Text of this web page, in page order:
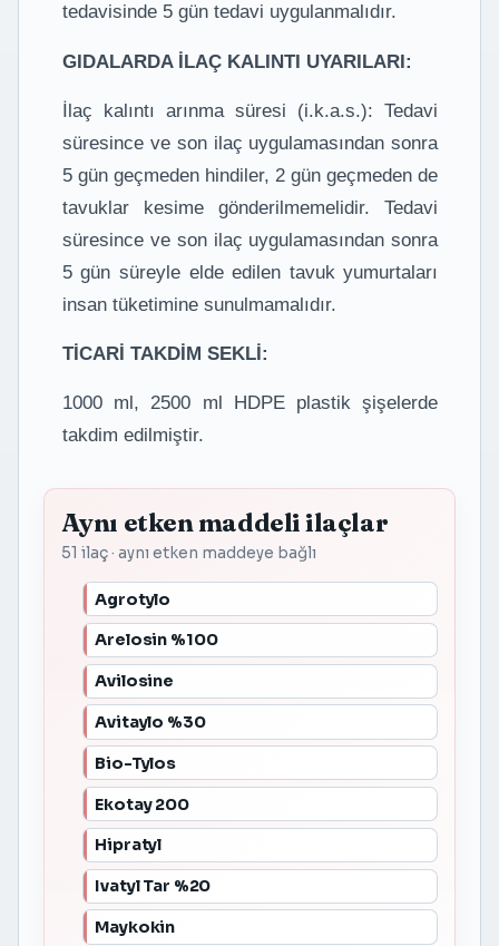
tedavisinde 5 gün tedavi uygulanmalıdır.
GIDALARDA İLAÇ KALINTI UYARILARI:
İlaç kalıntı arınma süresi (i.k.a.s.): Tedavi
süresince ve son ilaç uygulamasından sonra
5 gün geçmeden hindiler, 2 gün geçmeden de
tavuklar kesime gönderilmemelidir. Tedavi
süresince ve son ilaç uygulamasından sonra
5 gün süreyle elde edilen tavuk yumurtaları
insan tüketimine sunulmamalıdır.
TİCARİ TAKDİM SEKLİ:
1000 ml, 2500 ml HDPE plastik şişelerde
takdim edilmiştir.
Aynı etken maddeli ilaçlar
51 ilaç · aynı etken maddeye bağlı
Agrotylo
Arelosin %100
Avilosine
Avitaylo %30
Bio-Tylos
Ekotay 200
Hipratyl
Ivatyl Tar %20
Maykokin